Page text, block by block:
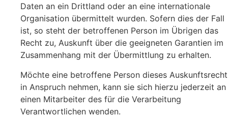
Daten an ein Drittland oder an eine internationale
Organisation übermittelt wurden. Sofern dies der Fall
ist, so steht der betroffenen Person im Übrigen das
Recht zu, Auskunft über die geeigneten Garantien im
Zusammenhang mit der Übermittlung zu erhalten.
Möchte eine betroffene Person dieses Auskunftsrecht
in Anspruch nehmen, kann sie sich hierzu jederzeit an
einen Mitarbeiter des für die Verarbeitung
Verantwortlichen wenden.